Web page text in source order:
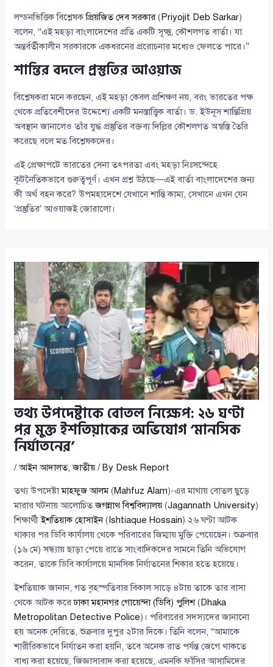
লন্ডনভিত্তিক বিশ্লেষকপ্রিয়জিত দেব সরকার ( Priyojit Deb Sarkar)
বলেন, ‘‘এই মহড়া বাংলাদেশের প্রতি একটি সূক্ষ্ম, কৌশলগত বার্তা। যা
অন্তর্বর্তীকালীন সরকারকে একধরনের প্ররোচনার মধ্যেও ফেলতে পারে।’’
শান্তির বদলে প্রস্তুতির আওয়াজ
বিশ্লেষকরা মনে করছেন, এই মহড়া কেবল প্রশিক্ষণ নয়, বরং ভারতের পক্ষ
থেকে প্রতিবেশীদের উদ্দেশ্যে একটি মনস্তাত্ত্বিক বার্তা। ড. ইউনূস শান্তিপ্রিয়
অবস্থান জানালেও তাঁর যুদ্ধ প্রস্তুতির বক্তব্য দিল্লির কৌশলগত অস্বস্তি তৈরি
করেছে বলে মত বিশ্লেষকদের।
এই প্রেক্ষাপটে ভারতের সেনা তৎপরতা এবং মহড়া নিঃসন্দেহে
কূটনৈতিকভাবে গুরুত্বপূর্ণ। এখন প্রশ্ন উঠছে—এই বার্তা বাংলাদেশের জন্য
কী অর্থ বহন করে? উপমহাদেশে যেখানে শান্তি কাম্য, সেখানে এখন যেন
‘প্রস্তুতির’ আওয়াজই জোরালো।
তথ্য উপদেষ্টাকে বোতল নিক্ষেপ: ২৬ ঘণ্টা
পর মুক্ত ইশতিয়াকের অভিযোগ ‘মানসিক
নির্যাতনের’
/আইন আদালত,জাতীয় / By Desk Report
তথ্য উপদেষ্টামাহফুজ আলম(Mahfuz Alam)-এর মাথায় বোতল ছুড়ে
মারার ঘটনায় আলোচিতজগন্নাথ বিশ্ববিদ্যালয় (Jagannath University)
শিক্ষার্থীইশতিয়াক হোসাইন( Ishtiaque Hossain) ২৬ ঘণ্টা আটক
থাকার পর ডিবি কার্যালয় থেকে পরিবারের জিম্মায় মুক্তি পেয়েছেন। শুক্রবার
(১৬ মে) সন্ধ্যায় ছাড়া পেয়ে রাতে সাংবাদিকদের সামনে তিনি অভিযোগ
করেন, তাকে ডিবি কার্যালয়ে মানসিক নির্যাতনের শিকার হতে হয়েছে।
ইশতিয়াক জানান, গত বৃহস্পতিবার বিকাল সাড়ে ৪টায় তাকে তার বাসা
থেকে আটক করেঢাকা মহানগর গোয়েন্দা (ডিবি) পুলিশ( Dhaka
Metropolitan Detective Police)। পরিবারের সদস্যদের জানানো
হয় অনেক দেরিতে, শুক্রবার দুপুর ২টার দিকে। তিনি বলেন, “আমাকে
শারীরিকভাবে নির্যাতন করা হয়নি, তবে অনেক রাত পর্যন্ত জেগে থাকতে
বাধ্য করা হয়েছে, জিজ্ঞাসাবাদ করা হয়েছে, এমনকি ফাঁসির আসামিদের